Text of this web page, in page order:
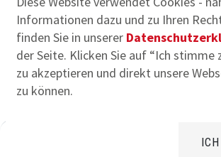
Halbrunde Schneidefläche |
| Swedish Stainless Steel |
11,39€ inkl.20% MWSt.,zzgl. Versandkosten
Pkg. zu 100 Stück
Informationen dazu und zu Ihren
finden Sie in unserer
der Seite. Klicken Sie auf “Ich stimme
zu akzeptieren und direkt unsere
zu können.